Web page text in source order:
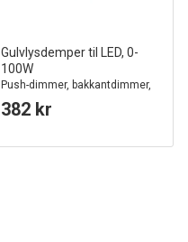
Gulvlysdemper til LED, 0-
100W
Push-dimmer, bakkantdimmer,
sort
382 kr